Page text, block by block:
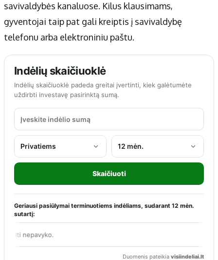
savivaldybės kanaluose. Kilus klausimams,
gyventojai taip pat gali kreiptis į savivaldybę
telefonu arba elektroniniu paštu.